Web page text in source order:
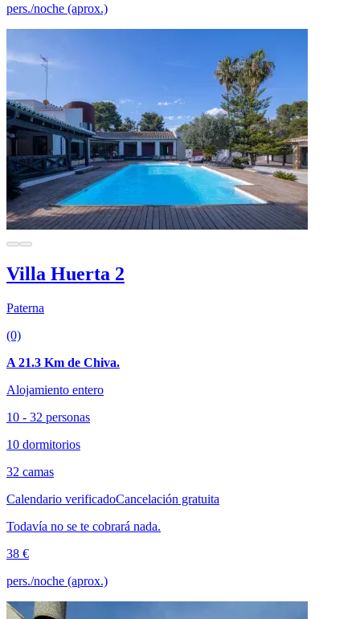
pers./noche (aprox.)
Villa Huerta 2
Paterna
(0)
A 21.3 Km de Chiva.
Alojamiento entero
10 - 32 personas
10 dormitorios
32 camas
Calendario verificadoCancelación gratuita
Todavía no se te cobrará nada.
38 €
pers./noche (aprox.)